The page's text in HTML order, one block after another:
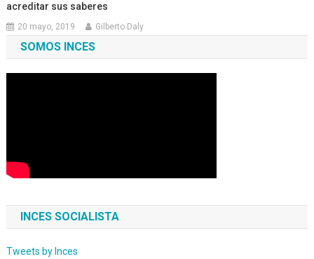
acreditar sus saberes
20 mayo, 2019 Gilberto Daly
SOMOS INCES
INCES SOCIALISTA
Tweets by Inces